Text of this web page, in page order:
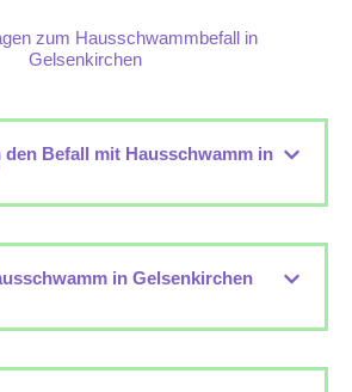
zum Hausschwammbefall in
Gelsenkirchen
den Befall mit Hausschwamm in
in Gelsenkirchen